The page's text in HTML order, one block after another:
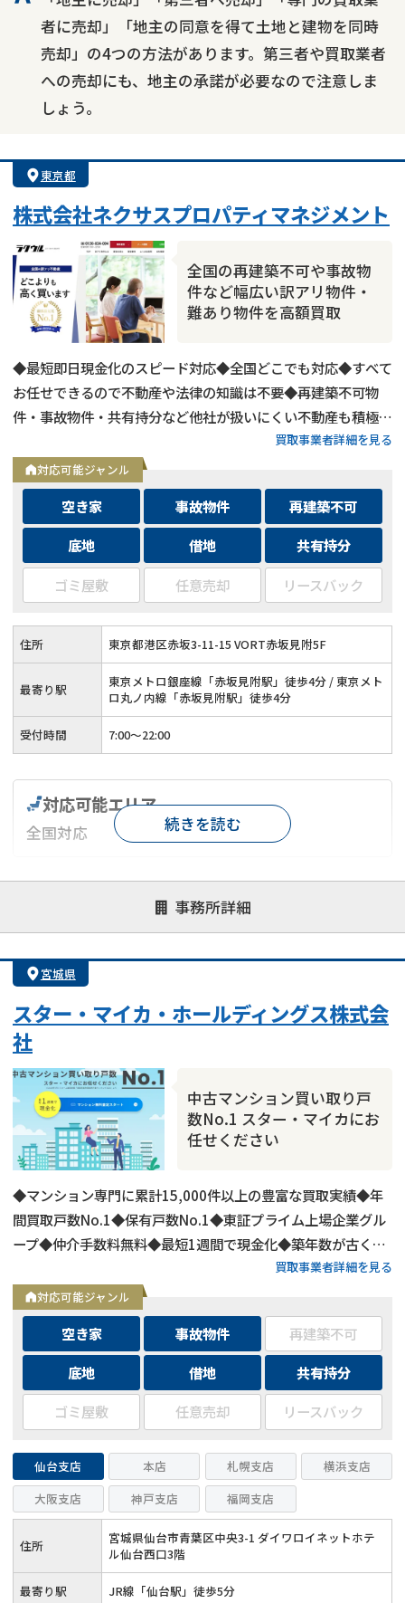
者に売却」「地主の同意を得て土地と建物を同時
売却」の4つの方法があります。第三者や買取業者
への売却にも、地主の承諾が必要なので注意しま
しょう。
東京都
株式会社ネクサスプロパティマネジメント
全国の再建築不可や事故物
件など幅広い訳アリ物件・
難あり物件を高額買取
◆最短即日現金化のスピード対応◆全国どこでも対応◆すべて
お任せできるので不動産や法律の知識は不要◆再建築不可物
件・事故物件・共有持分など他社が扱いにくい不動産も積極買
取◆残置物・ゴミ屋敷・シロアリ被害がある物件もそのままで
買取
買取事業者詳細を見る
対応可能ジャンル
空き家 事故物件
再建築不可
底地
借地
共有持分
ゴミ屋敷
任意売却 リースバック
住所 東京都港区赤坂3-11-15 VORT赤坂見附5F
最寄り駅
東京メトロ銀座線「赤坂見附駅」徒歩4分 / 東京メト
ロ丸ノ内線「赤坂見附駅」徒歩4分
受付時間 7:00〜22:00
事務所詳細
対応可能エリア
全国対応
対応が親身 オンライン面談可能
レスポンスが早い
1億円以上の買取可
続きを読む
宮城県
スター・マイカ・ホールディングス株式会
社
中古マンション買い取り戸
数No.1 スター・マイカにお
任せください
◆マンション専門に累計15,000件以上の豊富な買取実績◆年
間買取戸数No.1◆保有戸数No.1◆東証プライム上場企業グル
ープ◆仲介手数料無料◆最短1週間で現金化◆築年数が古くて
買取事業者詳細を見る
対応可能ジャンル
空き家 事故物件
再建築不可
底地
借地
共有持分
ゴミ屋敷
任意売却 リースバック
仙台支店 本店 札幌支店
横浜支店
大阪支店
神戸支店 福岡支店
住所
宮城県仙台市青葉区中央3-1 ダイワロイネットホテ
ル仙台西口3階
最寄り駅 JR線「仙台駅」徒歩5分